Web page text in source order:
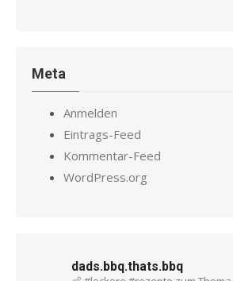
Meta
Anmelden
Eintrags-Feed
Kommentar-Feed
WordPress.org
dads.bbq.thats.bbq